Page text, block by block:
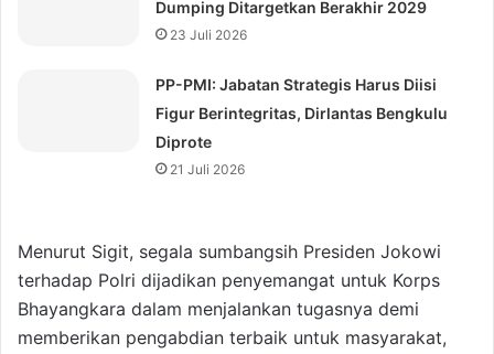
Dumping Ditargetkan Berakhir 2029
23 Juli 2026
⁠PP-PMI: Jabatan Strategis Harus Diisi
Figur Berintegritas, Dirlantas Bengkulu
Diprote
21 Juli 2026
Menurut Sigit, segala sumbangsih Presiden Jokowi
terhadap Polri dijadikan penyemangat untuk Korps
Bhayangkara dalam menjalankan tugasnya demi
memberikan pengabdian terbaik untuk masyarakat,